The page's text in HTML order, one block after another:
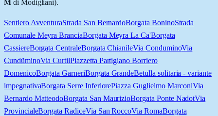
Mdi Modigliani).
Sentiero AvventuraStrada San BernardoBorgata BoninoStrada
Comunale Meyra BranciaBorgata Meyra La Ca'Borgata
CassiereBorgata CentraleBorgata ChianileVia ConduminoVia
CundüminoVia CurtilPiazzetta Partigiano Borriero
DomenicoBorgata GarneriBorgata GrandeBetulla solitaria - variante
impegnativaBorgata Serre InferiorePiazza Guglielmo MarconiVia
Bernardo MatteodoBorgata San MaurizioBorgata Ponte NadotVia
ProvincialeBorgata RadiceVia San RoccoVia RomaBorgata